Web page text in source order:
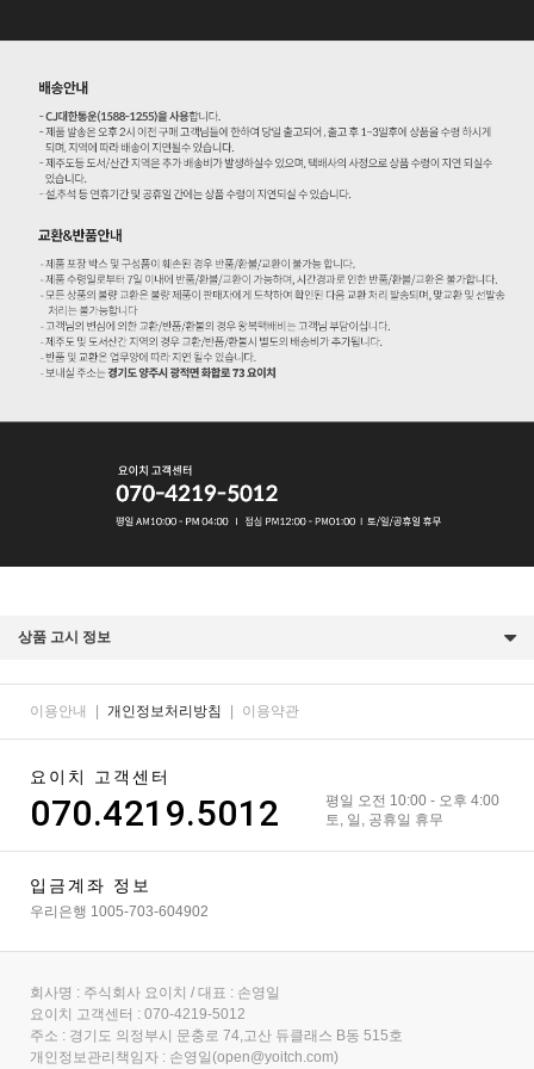
상품 고시 정보
이용안내 | 개인정보처리방침 | 이용약관
요이치 고객센터
070.4219.5012
평일 오전 10:00 - 오후 4:00
토, 일, 공휴일 휴무
입금계좌 정보
우리은행 1005-703-604902
회사명 : 주식회사 요이치 / 대표 : 손영일
요이치 고객센터 : 070-4219-5012
주소 : 경기도 의정부시 문충로 74,고산 듀클래스 B동 515호
개인정보관리책임자 : 손영일(open@yoitch.com)